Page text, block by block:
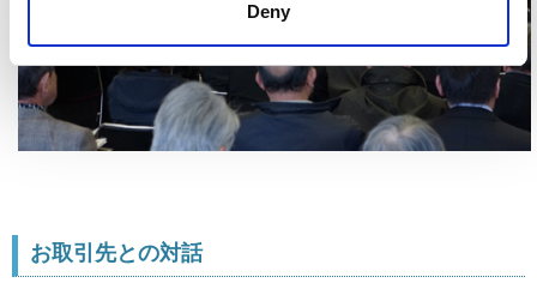
Deny
お取引先との対話